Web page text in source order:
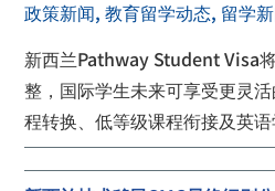
政策新闻,教育留学动态, 留学
新西兰Pathway Student Visa
整，国际学生未来可享受更灵
程转换、低等级课程衔接及英语